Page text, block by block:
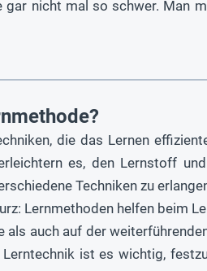
gar nicht mal so schwer. Man
die das Lernen
es, den Lernstoff
Techniken zu
Lernmethoden helfen beim
als auch auf der
ist es wichtig,